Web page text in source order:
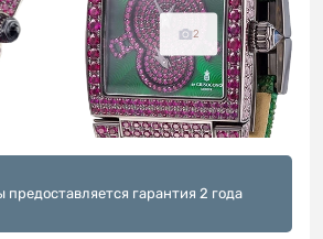
2
предоставляется гарантия 2 года